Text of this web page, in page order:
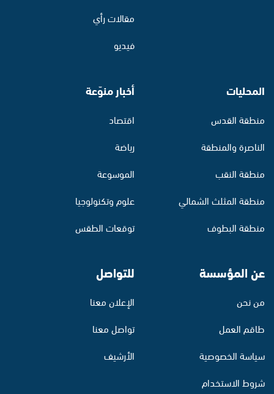
مقالات رأي
فيديو
المحليات
منطقة القدس
الناصرة والمنطقة
منطقة النقب
منطقة المثلث الشمالي
منطقة البطوف
أخبار منوّعة
اقتصاد
رياضة
الموسوعة
علوم وتكنولوجيا
توقعات الطقس
عن المؤسسة
من نحن
طاقم العمل
سياسة الخصوصية
شروط الاستخدام
للتواصل
الإعلان معنا
تواصل معنا
الأرشيف